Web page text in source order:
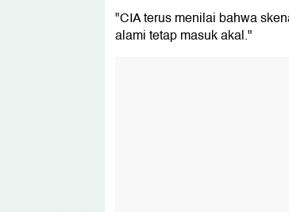
"CIA terus menilai bahwa
alami tetap masuk akal."